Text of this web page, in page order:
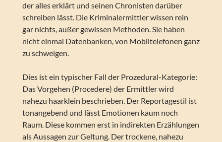
der alles erklärt und seinen Chronisten darüber
schreiben lässt. Die Kriminalermittler wissen rein
gar nichts, außer gewissen Methoden. Sie haben
nicht einmal Datenbanken, von Mobiltelefonen ganz
zu schweigen.
Dies ist ein typischer Fall der Prozedural-Kategorie:
Das Vorgehen (Procedere) der Ermittler wird
nahezu haarklein beschrieben. Der Reportagestil ist
tonangebend und lässt Emotionen kaum noch
Raum. Diese kommen erst in indirekten Erzählungen
als Aussagen zur Geltung. Der trockene, nahezu